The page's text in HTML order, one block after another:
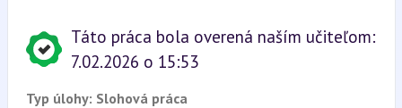
Táto práca bola overená naším učiteľom:
7.02.2026 o 15:53
Typ úlohy: Slohová práca